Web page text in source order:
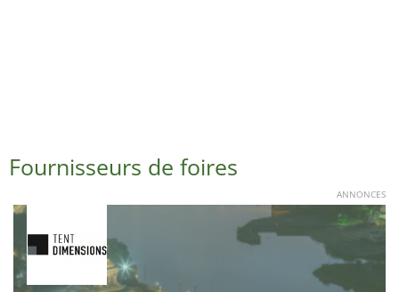
Fournisseurs de foires
ANNONCES